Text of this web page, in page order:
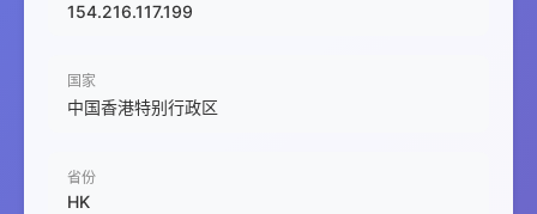
154.216.117.199
国家
中国香港特别行政区
省份
HK